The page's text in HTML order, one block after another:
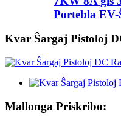
Portebla
Kvar Ŝargaj Pistoloj
Mallonga Priskribo: